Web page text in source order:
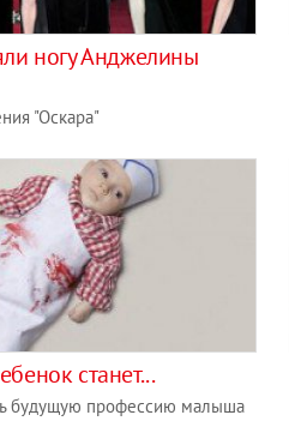
ногу Анджелины
"Оскара"
станет...
будущую профессию малыша